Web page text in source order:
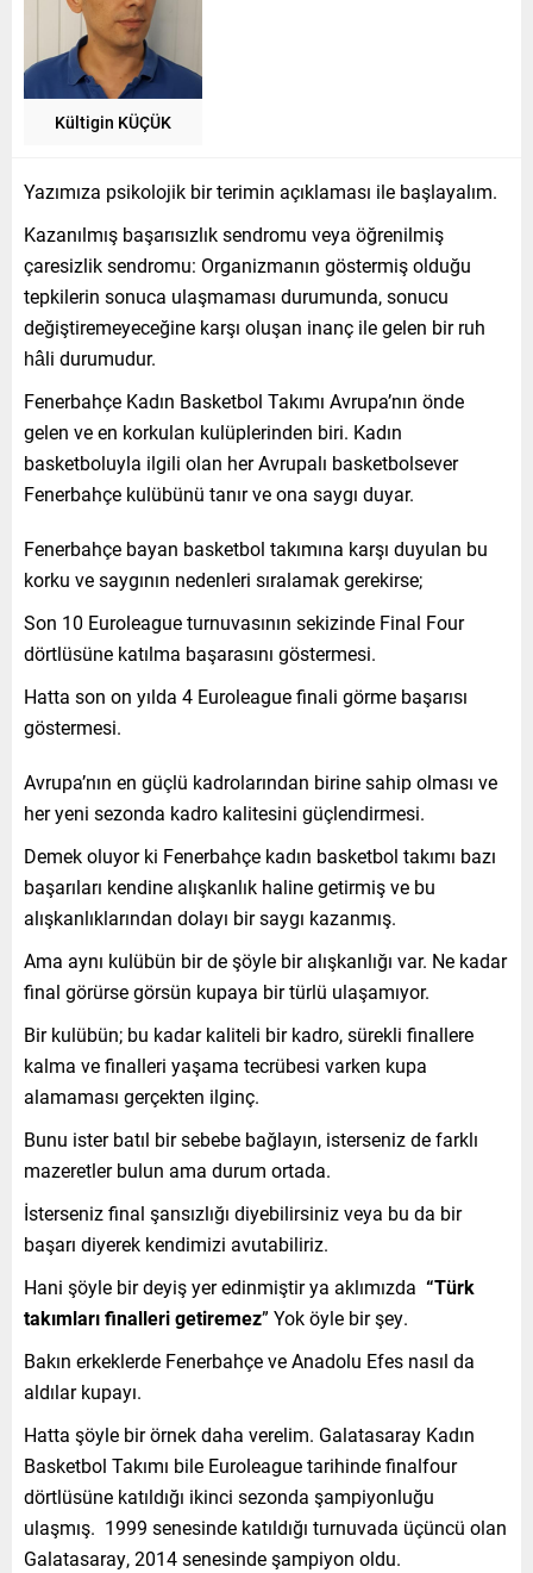
Kültigin KÜÇÜK
Yazımıza psikolojik bir terimin açıklaması ile başlayalım.
Kazanılmış başarısızlık sendromu veya öğrenilmiş
çaresizlik sendromu: Organizmanın göstermiş olduğu
tepkilerin sonuca ulaşmaması durumunda, sonucu
değiştiremeyeceğine karşı oluşan inanç ile gelen bir ruh
hâli durumudur.
Fenerbahçe Kadın Basketbol Takımı Avrupa’nın önde
gelen ve en korkulan kulüplerinden biri. Kadın
basketboluyla ilgili olan her Avrupalı basketbolsever
Fenerbahçe kulübünü tanır ve ona saygı duyar.
Fenerbahçe bayan basketbol takımına karşı duyulan bu
korku ve saygının nedenleri sıralamak gerekirse;
Son 10 Euroleague turnuvasının sekizinde Final Four
dörtlüsüne katılma başarasını göstermesi.
Hatta son on yılda 4 Euroleague finali görme başarısı
göstermesi.
Avrupa’nın en güçlü kadrolarından birine sahip olması ve
her yeni sezonda kadro kalitesini güçlendirmesi.
Demek oluyor ki Fenerbahçe kadın basketbol takımı bazı
başarıları kendine alışkanlık haline getirmiş ve bu
alışkanlıklarından dolayı bir saygı kazanmış.
Ama aynı kulübün bir de şöyle bir alışkanlığı var. Ne kadar
final görürse görsün kupaya bir türlü ulaşamıyor.
Bir kulübün; bu kadar kaliteli bir kadro, sürekli finallere
kalma ve finalleri yaşama tecrübesi varken kupa
alamaması gerçekten ilginç.
Bunu ister batıl bir sebebe bağlayın, isterseniz de farklı
mazeretler bulun ama durum ortada.
İsterseniz final şansızlığı diyebilirsiniz veya bu da bir
başarı diyerek kendimizi avutabiliriz.
Hani şöyle bir deyiş yer edinmiştir ya aklımızda “Türk
takımları finalleri getiremez” Yok öyle bir şey.
Bakın erkeklerde Fenerbahçe ve Anadolu Efes nasıl da
aldılar kupayı.
Hatta şöyle bir örnek daha verelim. Galatasaray Kadın
Basketbol Takımı bile Euroleague tarihinde finalfour
dörtlüsüne katıldığı ikinci sezonda şampiyonluğu
ulaşmış. 1999 senesinde katıldığı turnuvada üçüncü olan
Galatasaray, 2014 senesinde şampiyon oldu.